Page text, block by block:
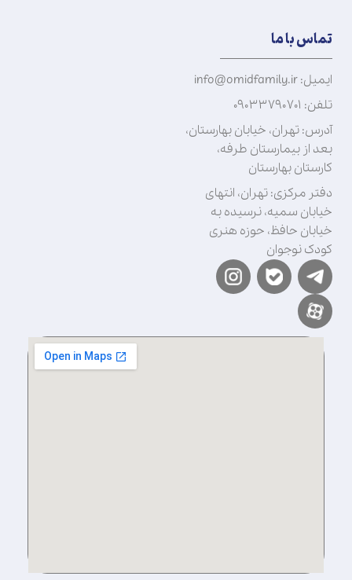
تماس با ما
ایمیل: info@omidfamily.ir
تلفن: ۰۹۰۳۳۷۹۰۷۰۱
آدرس: تهران، خیابان بهارستان،
بعد از بیمارستان طرفه،
کارستان بهارستان
دفتر مرکزی: تهران، انتهای
خیابان سمیه، نرسیده به
خیابان حافظ، حوزه هنری
کودک نوجوان